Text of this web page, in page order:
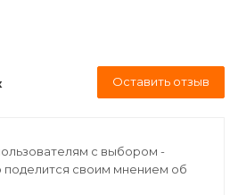
Оставить отзыв
с выбором -
поделится своим мнением об